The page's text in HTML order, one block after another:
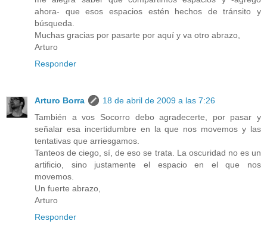
ahora- que esos espacios estén hechos de tránsito y
búsqueda.
Muchas gracias por pasarte por aquí y va otro abrazo,
Arturo
Responder
Arturo Borra
18 de abril de 2009 a las 7:26
También a vos Socorro debo agradecerte, por pasar y
señalar esa incertidumbre en la que nos movemos y las
tentativas que arriesgamos.
Tanteos de ciego, sí, de eso se trata. La oscuridad no es un
artificio, sino justamente el espacio en el que nos
movemos.
Un fuerte abrazo,
Arturo
Responder